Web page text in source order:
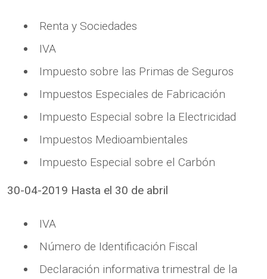
Renta y Sociedades
IVA
Impuesto sobre las Primas de Seguros
Impuestos Especiales de Fabricación
Impuesto Especial sobre la Electricidad
Impuestos Medioambientales
Impuesto Especial sobre el Carbón
30-04-2019 Hasta el 30 de abril
IVA
Número de Identificación Fiscal
Declaración informativa trimestral de la